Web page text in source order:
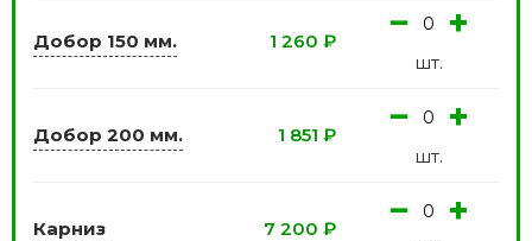
Добор 150 мм. 1 260 ₽ − +
шт.
Добор 200 мм. 1 851 ₽ − +
шт.
Карниз 7 200 ₽ − +